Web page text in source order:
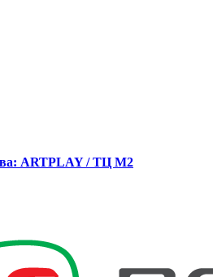
ARTPLAY / ТЦ М2